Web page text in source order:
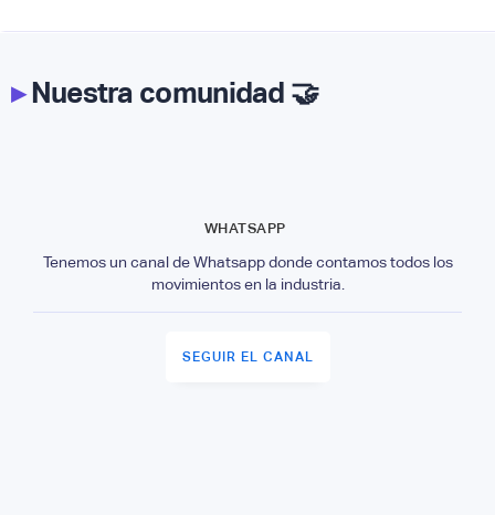
▸Nuestra comunidad 🤝
WHATSAPP
Tenemos un canal de Whatsapp donde contamos todos los
movimientos en la industria.
SEGUIR EL CANAL